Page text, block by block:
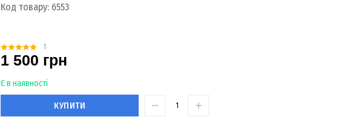
Код товару: 6553
1
1 500 грн
Є в наявності
КУПИТИ